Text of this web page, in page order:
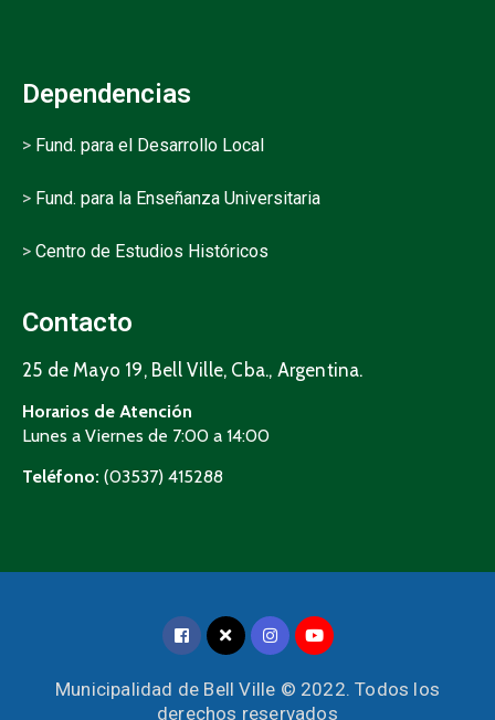
Dependencias
> Fund. para el Desarrollo Local
> Fund. para la Enseñanza Universitaria
> Centro de Estudios Históricos
Contacto
25 de Mayo 19, Bell Ville, Cba., Argentina.
Horarios de Atención
Lunes a Viernes de 7:00 a 14:00
Teléfono: (03537) 415288
Municipalidad de Bell Ville © 2022. Todos los
derechos reservados